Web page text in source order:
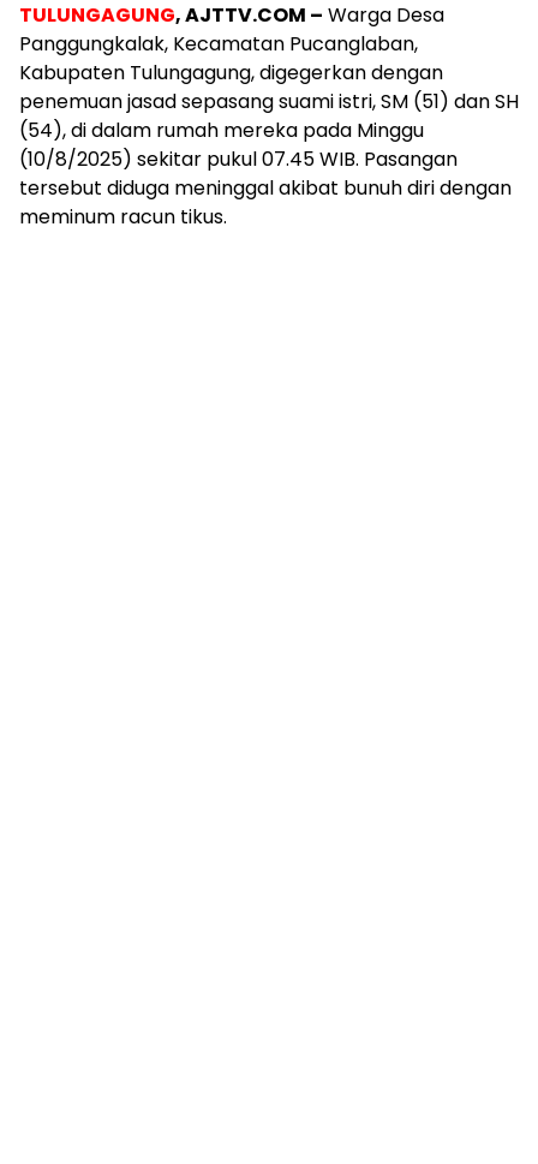
TULUNGAGUNG, AJTTV.COM – Warga Desa
Panggungkalak, Kecamatan Pucanglaban,
Kabupaten Tulungagung, digegerkan dengan
penemuan jasad sepasang suami istri, SM (51) dan SH
(54), di dalam rumah mereka pada Minggu
(10/8/2025) sekitar pukul 07.45 WIB. Pasangan
tersebut diduga meninggal akibat bunuh diri dengan
meminum racun tikus.